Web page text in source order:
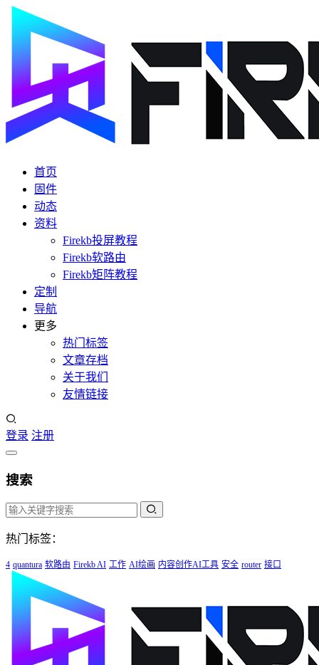
首页
固件
动态
资料
Firekb投屏教程
Firekb软路由
Firekb矩阵教程
定制
导航
更多
热门标签
文章存档
关于我们
友情链接
登录 注册
搜索
热门标签：
4 quantura 软路由 Firekb AI 工作 AI绘画 内容创作AI工具 安全 router 接口